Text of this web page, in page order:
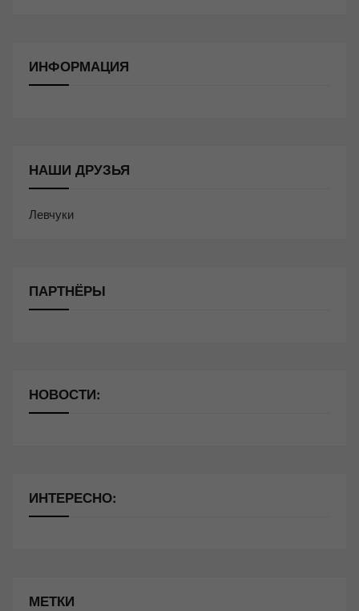
ИНФОРМАЦИЯ
НАШИ ДРУЗЬЯ
Левчуки
ПАРТНЁРЫ
НОВОСТИ:
ИНТЕРЕСНО:
МЕТКИ